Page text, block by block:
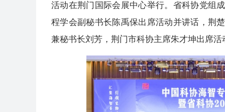
活动在荆门国际会展中心举行。省科协党组
程学会副秘书长陈禹保出席活动并讲话，荆
兼秘书长刘芳，荆门市科协主席朱才坤出席活